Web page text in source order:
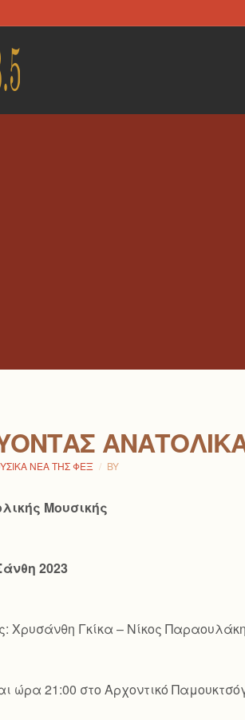
ΝΈΑ ΤΗΣ ΦΕΞ BY
Μουσικής
2023
Χρυσάνθη Γκίκα – Νίκος
ώρα 21:00 στο Αρχοντικό